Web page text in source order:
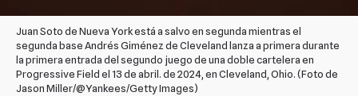
Juan Soto de Nueva York está a salvo en segunda mientras el
segunda base Andrés Giménez de Cleveland lanza a primera durante
la primera entrada del segundo juego de una doble cartelera en
Progressive Field el 13 de abril. de 2024, en Cleveland, Ohio. (Foto de
Jason Miller/@Yankees/Getty Images)